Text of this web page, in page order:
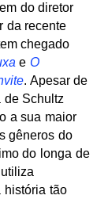
do diretor
da recente
chegado
e O
. Apesar de
de Schultz
a sua maior
gêneros do
do longa de
história tão